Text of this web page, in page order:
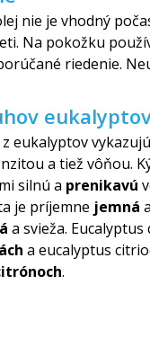
nie je vhodný
Na pokožku
riedenie.
z eukalyptov
a tiež vôňou.
silnú a prenikavú
je príjemne jemná
a svieža. Eucalyptus
a eucalyptus
.